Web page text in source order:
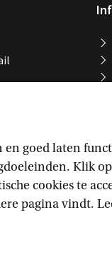
goed laten
Klik op
cookies te
pagina vindt.